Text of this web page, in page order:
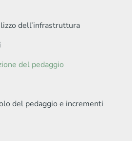
dell’infrastruttura
del pedaggio
del pedaggio e incrementi